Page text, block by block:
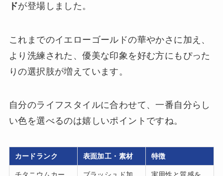
ドが登場しました。
これまでのイエローゴールドの華やかさに加え、
より洗練された、優美な印象を好む方にもぴった
りの選択肢が増えています。
自分のライフスタイルに合わせて、一番自分らし
い色を選べるのは嬉しいポイントですね。
カードランク 表面加工・素材 特徴